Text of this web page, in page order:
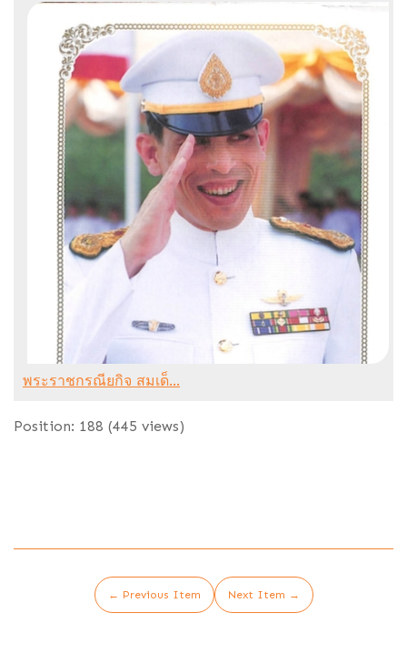
พระราชกรณียกิจ สมเด็...
Position: 188 (445 views)
← Previous Item Next Item →